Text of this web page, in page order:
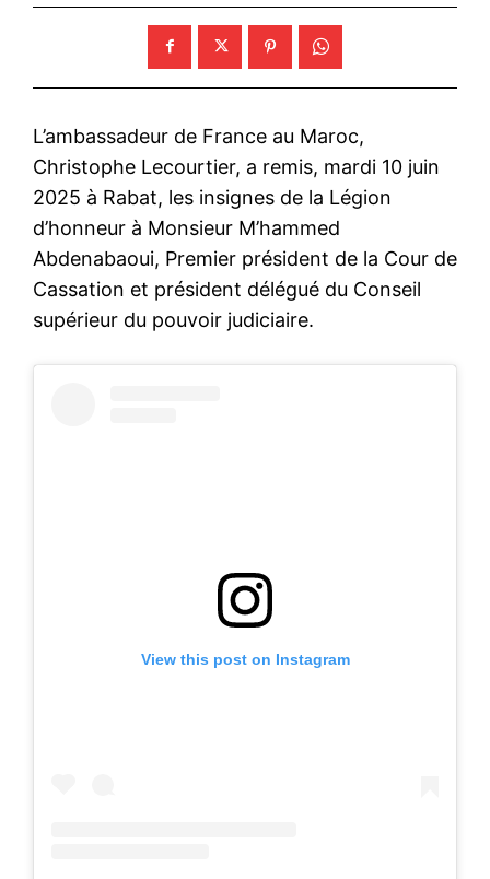
L’ambassadeur de France au Maroc,
Christophe Lecourtier, a remis, mardi 10 juin
2025 à Rabat, les insignes de la Légion
d’honneur à Monsieur M’hammed
Abdenabaoui, Premier président de la Cour de
Cassation et président délégué du Conseil
supérieur du pouvoir judiciaire.
View this post on Instagram